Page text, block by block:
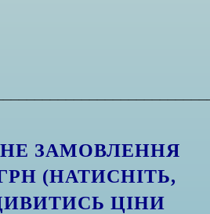
ЗАМОВЛЕННЯ
(НАТИСНІТЬ,
ЦІНИ